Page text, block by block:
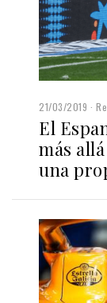
21/03/2019
El
más
una